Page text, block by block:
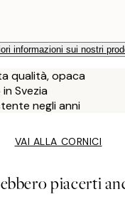
informazioni sui nostri
qualità, opaca
Svezia
negli anni
VAI ALLA CORNICI
piacerti